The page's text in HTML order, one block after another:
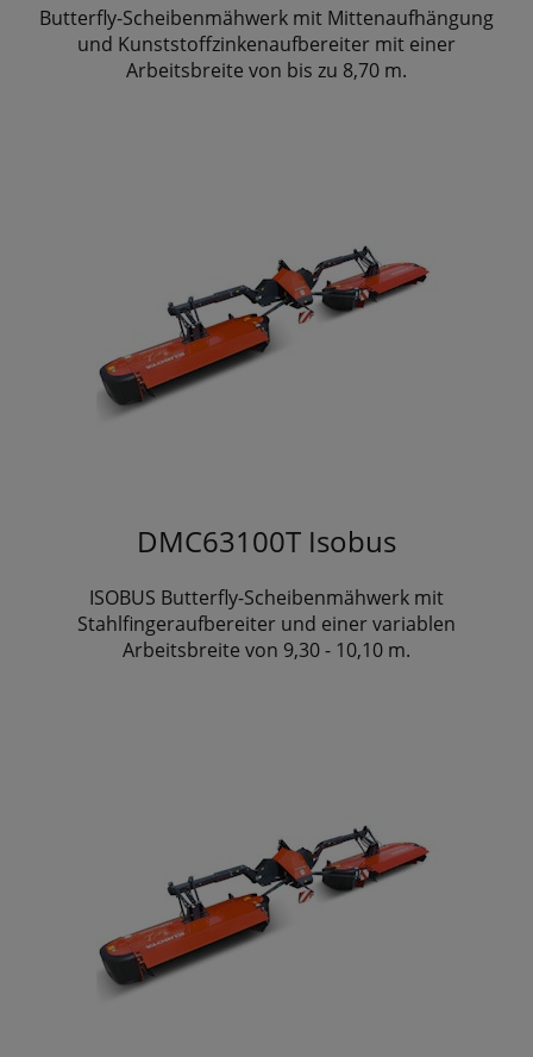
Butterfly-Scheibenmähwerk mit Mittenaufhängung
und Kunststoffzinkenaufbereiter mit einer
Arbeitsbreite von bis zu 8,70 m.
DMC63100T Isobus
ISOBUS Butterfly-Scheibenmähwerk mit
Stahlfingeraufbereiter und einer variablen
Arbeitsbreite von 9,30 - 10,10 m.